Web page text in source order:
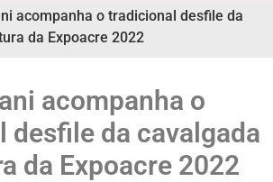
acompanha o tradicional desfile da
da Expoacre 2022
acompanha o
desfile da cavalgada
da Expoacre 2022